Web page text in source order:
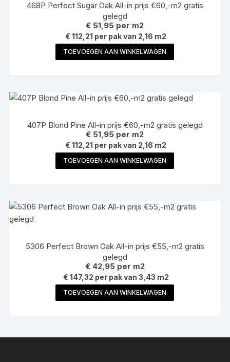
468P Perfect Sugar Oak All-in prijs €60,-m2 gratis
gelegd
€ 51,95 per m2
€ 112,21 per pak van 2,16 m2
TOEVOEGEN AAN WINKELWAGEN
407P Blond Pine All-in prijs €60,-m2 gratis gelegd
€ 51,95 per m2
€ 112,21 per pak van 2,16 m2
TOEVOEGEN AAN WINKELWAGEN
5306 Perfect Brown Oak All-in prijs €55,-m2 gratis
gelegd
€42,95per m2
€ 147,32 per pak van 3,43 m2
TOEVOEGEN AAN WINKELWAGEN